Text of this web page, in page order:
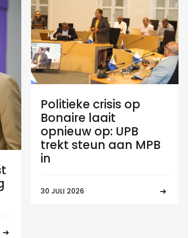
Politieke crisis op
Bonaire laait
opnieuw op: UPB
trekt steun aan MPB
in
30 JULI 2026